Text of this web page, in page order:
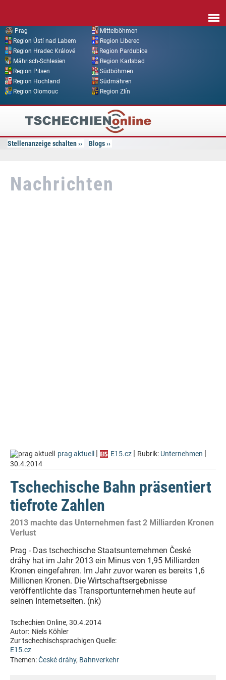
Prag
Mittelböhmen
Region Ústí nad Labem
Region Liberec
Region Hradec Králové
Region Pardubice
Mährisch-Schlesien
Region Karlsbad
Region Pilsen
Südböhmen
Region Hochland
Südmähren
Region Olomouc
Region Zlín
Tschechien
Online
Stellenanzeige schalten Blogs
Nachrichten
prag aktuell | E15.cz | Rubrik: Unternehmen |
30.4.2014
Tschechische Bahn präsentiert
tiefrote Zahlen
2013 machte das Unternehmen fast 2 Milliarden Kronen
Verlust
Prag - Das tschechische Staatsunternehmen České
dráhy hat im Jahr 2013 ein Minus von 1,95 Milliarden
Kronen eingefahren. Im Jahr zuvor waren es bereits 1,6
Millionen Kronen. Die Wirtschaftsergebnisse
veröffentlichte das Transportunternehmen heute auf
seinen Internetseiten. (nk)
Tschechien Online, 30.4.2014
Autor: Niels Köhler
Zur tschechischsprachigen Quelle:
E15.cz
Themen:České dráhy, Bahnverkehr